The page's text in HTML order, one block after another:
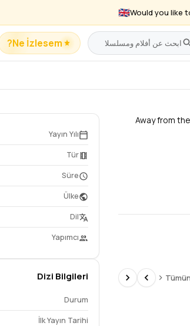
🇬🇧Would you like
Ne İzlesem?
Away from
Yayın Yılı
Tür
Süre
Ülke
Dil
Yapımcı
Dizi Bilgileri
Durum
İlk Yayın Tarihi